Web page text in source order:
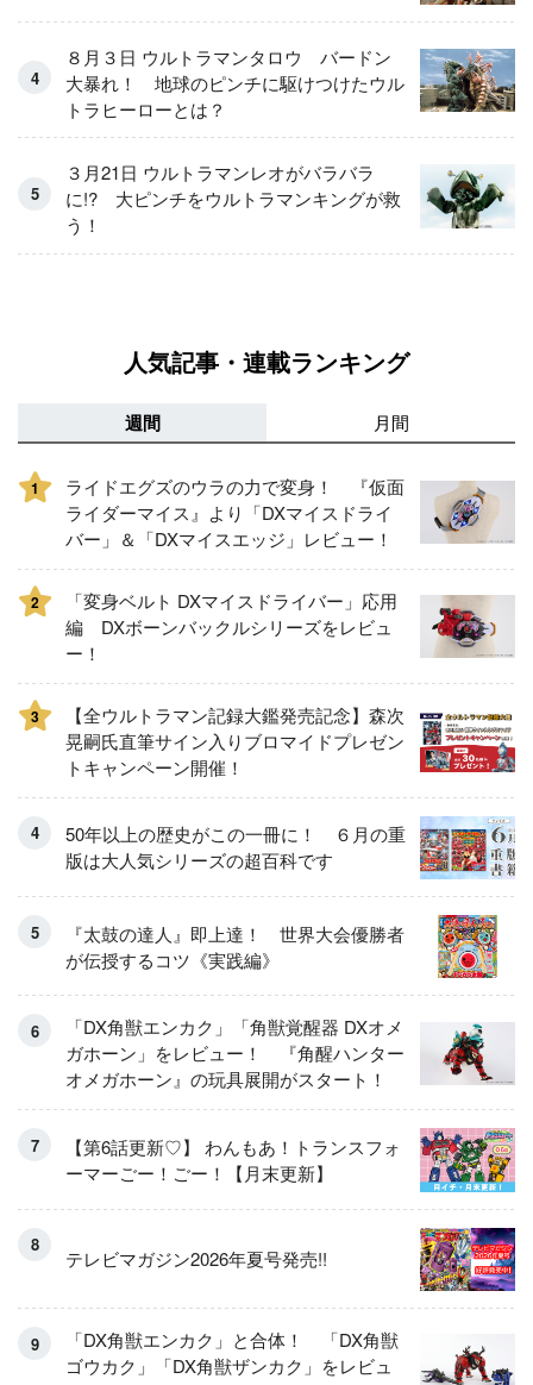
８月３日 ウルトラマンタロウ バードン
大暴れ！ 地球のピンチに駆けつけたウル
トラヒーローとは？
３月21日 ウルトラマンレオがバラバラ
に!? 大ピンチをウルトラマンキングが救
う！
人気記事・連載ランキング
週間 月間
1
ライドエグズのウラの力で変身！ 『仮面
ライダーマイス』より「DXマイスドライ
バー」＆「DXマイスエッジ」レビュー！
2
「変身ベルト DXマイスドライバー」応用
編 DXボーンバックルシリーズをレビュ
ー！
3
【全ウルトラマン記録大鑑発売記念】森次
晃嗣氏直筆サイン入りブロマイドプレゼン
トキャンペーン開催！
50年以上の歴史がこの一冊に！ ６月の重
版は大人気シリーズの超百科です
『太鼓の達人』即上達！ 世界大会優勝者
が伝授するコツ《実践編》
「DX角獣エンカク」「角獣覚醒器 DXオメ
ガホーン」をレビュー！ 『角醒ハンター
オメガホーン』の玩具展開がスタート！
【第6話更新♡】 わんもあ！トランスフォ
ーマーごー！ごー！【月末更新】
テレビマガジン2026年夏号発売!!
「DX角獣エンカク」と合体！ 「DX角獣
ゴウカク」「DX角獣ザンカク」をレビュ